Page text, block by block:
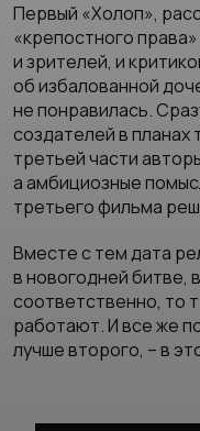
Первый «Холоп»,
«крепостного
и зрителей, и
об избалованной
не понравилась.
создателей в
третьей части
а амбициозные
третьего фильма
Вместе с тем дата
в новогодней битве,
соответственно, то
работают. И все же
лучше второго, – в